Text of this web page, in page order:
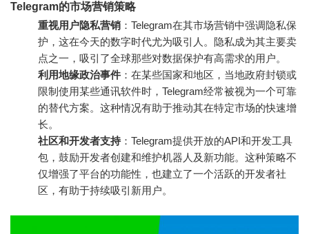
Telegram的市场营销策略
重视用户隐私营销 ：Telegram在其市场营销中强调隐私保
护，这在今天的数字时代尤为吸引人。隐私成为其主要卖
点之一，吸引了全球那些对数据保护有高需求的用户。
利用地缘政治事件 ：在某些国家和地区，当地政府封锁或
限制使用某些通讯软件时，Telegram经常被视为一个可靠
的替代方案。这种情况有助于推动其在特定市场的快速增
长。
社区和开发者支持：Telegram提供开放的API和开发工具
包，鼓励开发者创建和维护机器人及新功能。这种策略不
仅增强了平台的功能性，也建立了一个活跃的开发者社
区，有助于持续吸引新用户。